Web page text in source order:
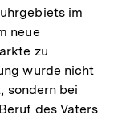
im
neue
zu
wurde nicht
sondern bei
des Vaters